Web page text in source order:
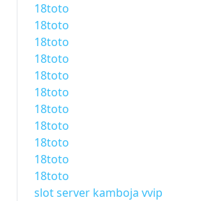
18toto
18toto
18toto
18toto
18toto
18toto
18toto
18toto
18toto
18toto
18toto
slot server kamboja vvip